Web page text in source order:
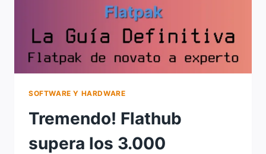
SOFTWARE Y HARDWARE
Tremendo! Flathub
supera los 3.000